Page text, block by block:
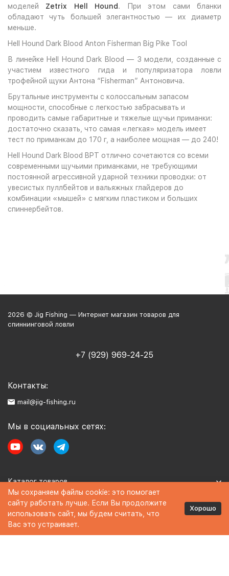
моделей Zetrix Hell Hound. При этом сами бланки
обладают чуть большей элегантностью — их диаметр
меньше.
Hell Hound Dark Blood Anton Fisherman Big Pike Tool
В линейке Hell Hound Dark Blood — 3 модели, созданные с
участием известного гида и популяризатора ловли
трофейной щуки Антона “Fisherman” Антоновича.
Брутальные инструменты с колоссальным запасом
мощности, способные с легкостью забрасывать и
проводить самые габаритные и тяжелые щучьи приманки:
достаточно сказать, что самая «легкая» модель имеет
тест по приманкам до 170 г, а наиболее мощная — до 240!
Hell Hound Dark Blood BPT отлично сочетаются со всеми
современными щучьими приманками, не требующими
постоянной агрессивной ударной техники проводки: от
увесистых пуллбейтов и вальяжных глайдеров до
комбинации «мышей» с мягким пластиком и больших
спиннербейтов.
2026 © Jig Fishing — Интернет магазин товаров для
спиннинговой ловли
+7 (929) 969-24-25
Контакты:
mail@jig-fishing.ru
Мы в социальных сетях:
Каталог товаров
Информация
Политика персональных данных
Мы сохраняем файлы cookie: это помогает
сайту работать лучше. Если Вы продолжите
использовать сайт, мы будем считать, что
Вас это устраивает.
Хорошо